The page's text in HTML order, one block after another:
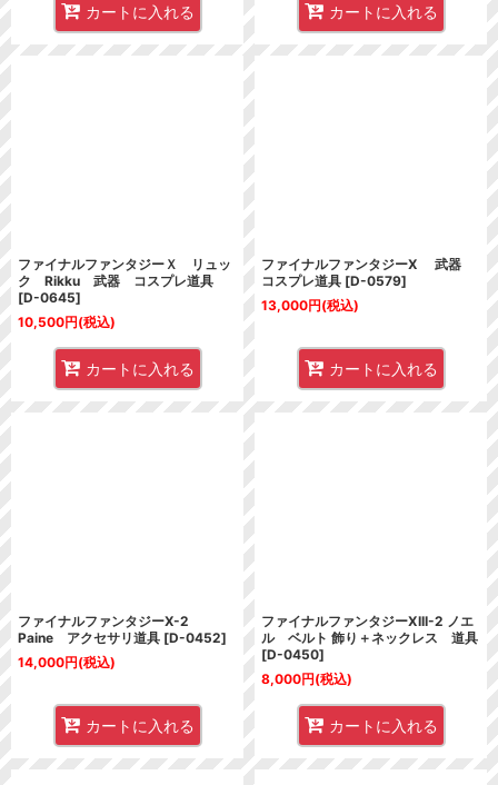
カートに入れる カートに入れる
ファイナルファンタジーＸ リュッ
ク Rikku 武器 コスプレ道具
[D-0645]
10,500円(税込)
カートに入れる
ファイナルファンタジーX 武器
コスプレ道具 [D-0579]
13,000円(税込)
カートに入れる
ファイナルファンタジーX-2
Paine アクセサリ道具 [D-0452]
14,000円(税込)
カートに入れる
ファイナルファンタジーXIII-2 ノエ
ル ベルト 飾り＋ネックレス 道具
[D-0450]
8,000円(税込)
カートに入れる